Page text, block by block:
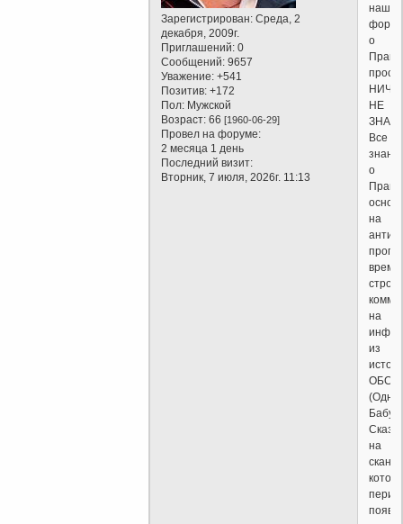
Зарегистрирован: Среда, 2
декабря, 2009г.
Приглашений: 0
Сообщений: 9657
Уважение: +541
Позитив: +172
Пол: Мужской
Возраст: 66[1960-06-29]
Провел на форуме:
2 месяца 1 день
Последний визит:
Вторник, 7 июля, 2026г. 11:13
о
НЕ
Все
о
на
на
из
ОБС
(Одна
на